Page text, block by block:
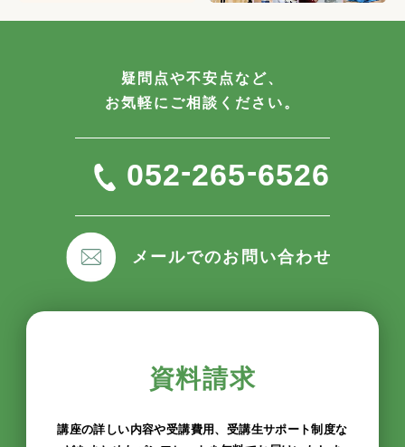
疑問点や不安点など、
お気軽にご相談ください。
052-265-6526
メールでのお問い合わせ
資料請求
講座の詳しい内容や受講費用、受講生サポート制度な